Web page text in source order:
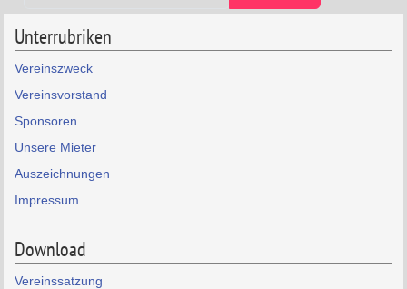
Unterrubriken
Vereinszweck
Vereinsvorstand
Sponsoren
Unsere Mieter
Auszeichnungen
Impressum
Download
Vereinssatzung